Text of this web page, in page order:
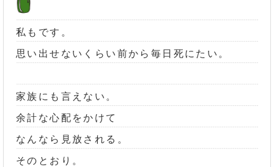
私もです。
思い出せないくらい前から毎日死にたい。
家族にも言えない。
余計な心配をかけて
なんなら見放される。
そのとおり。